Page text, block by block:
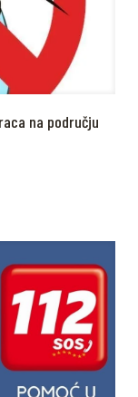
na području